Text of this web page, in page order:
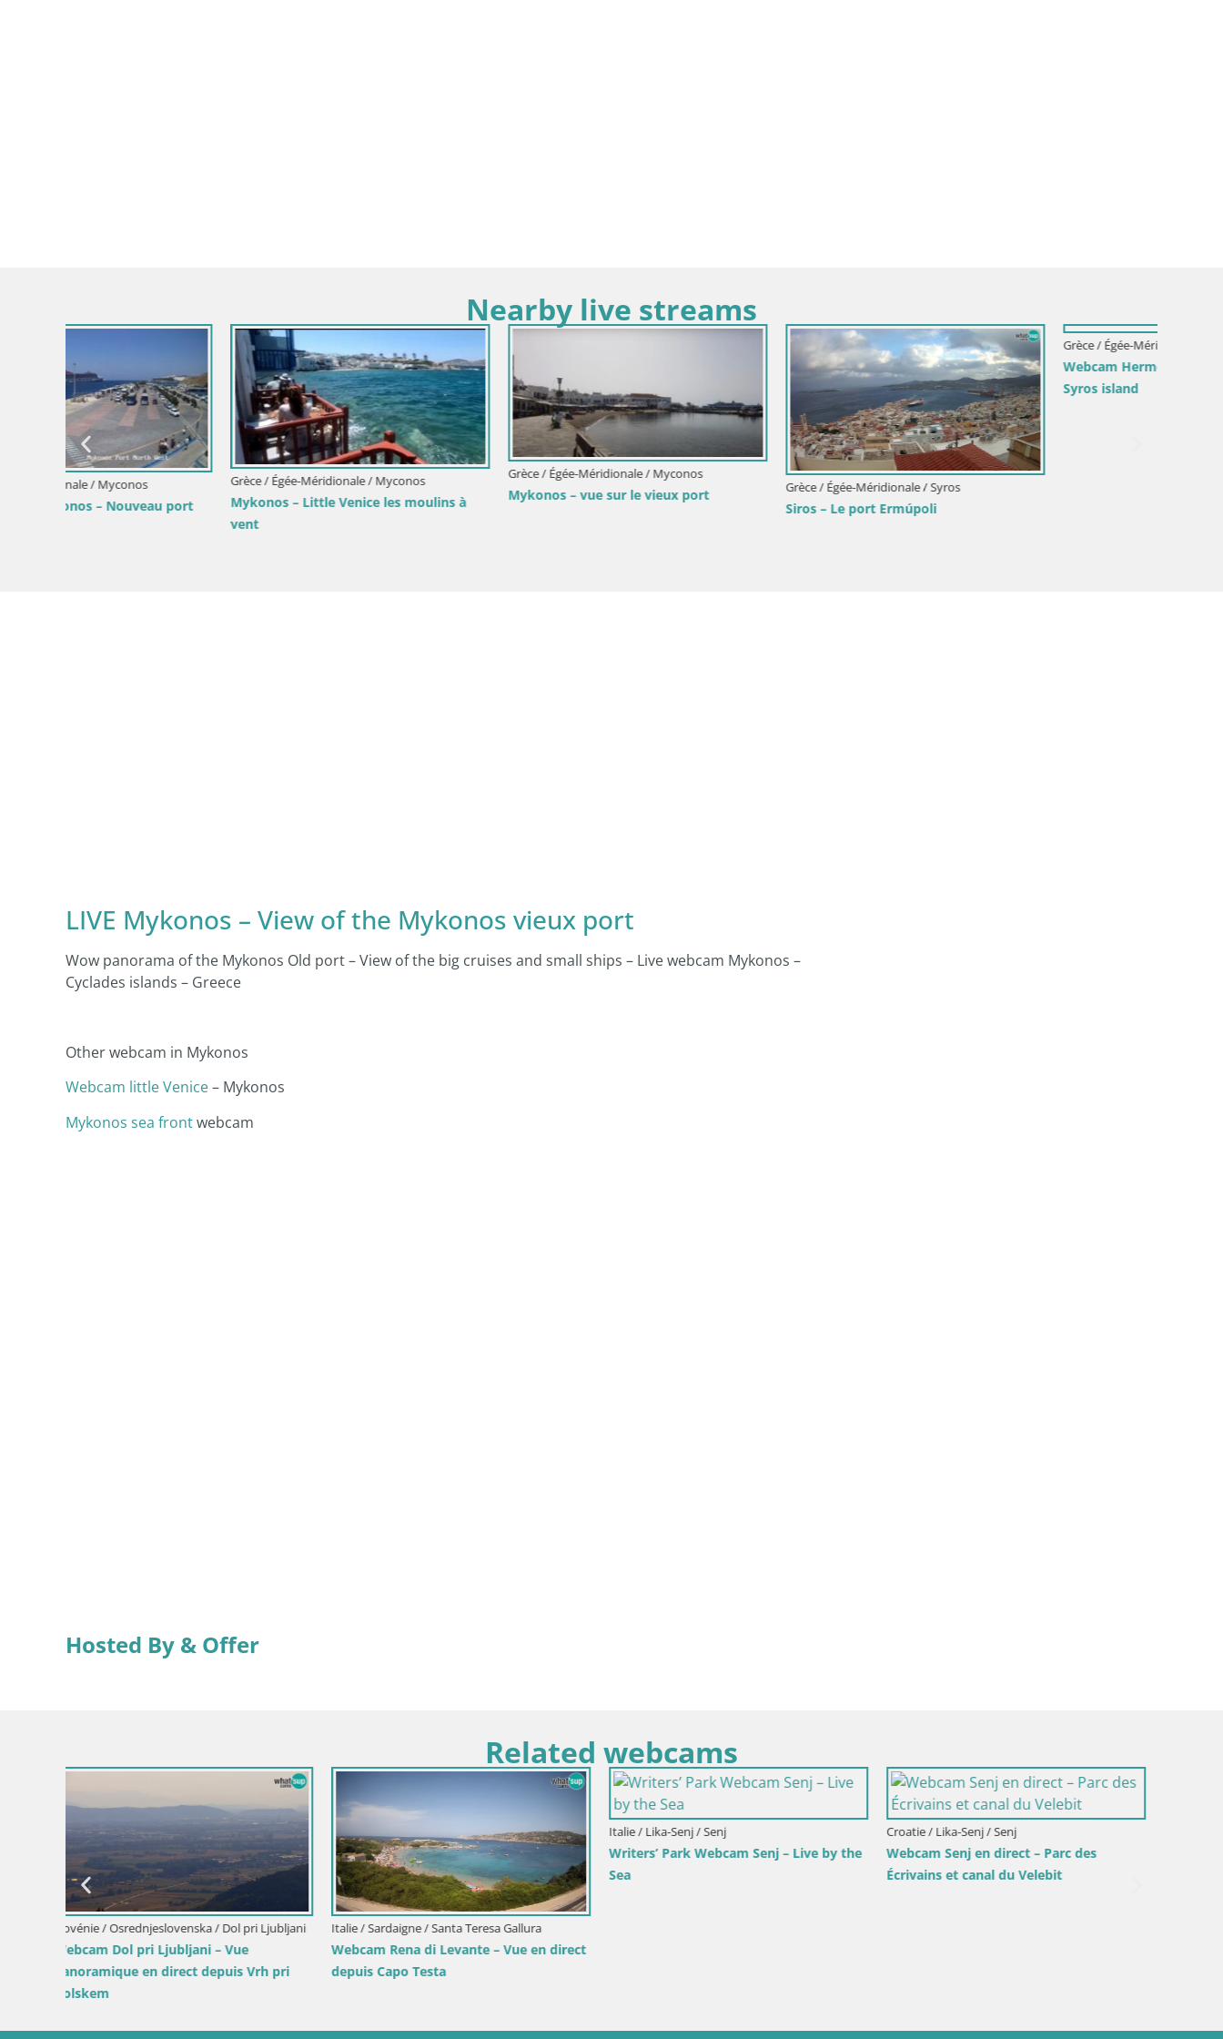
Nearby live streams
Grèce / Égée-Méridionale / Syros
Webcam Hermoupolis – place Miaoulis –
Syros island
Grèce / Égée-Méridionale / Syros
Stade Municipal de Hermopolis – Île de
Syros
Grèce / Égée-Méridionale / Syros
Siros – Le port in Ermúpoli
Grèce / Égée-Méridionale / Syros
Syros – plage Galissas
LIVE Mykonos – View of the Mykonos vieux port
Wow panorama of the Mykonos Old port – View of the big cruises and small ships – Live webcam Mykonos –
Cyclades islands – Greece
Other webcam in Mykonos
Webcam little Venice– Mykonos
Mykonos sea frontwebcam
Hosted By & Offer
Related webcams
Slovénie / Savinjska / Velenje
Webcam lac de Velenje – Vue en direct
depuis Velenje Beach
Croatie / Primorje-Gorski Kotar / Ika
Webcam port d’Ika – Vue en direct et
lumières d’Opatija
Italie / Trentin-Haut Adige / Dobbiaco
Webcam Toblach Dolomites – Vue depuis
l’Hôtel Rosengarten